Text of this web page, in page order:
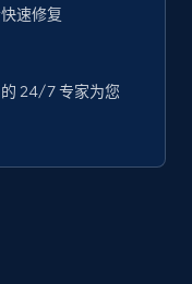
速修复
24/7 专家为您